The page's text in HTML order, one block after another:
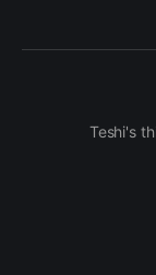
Teshi's